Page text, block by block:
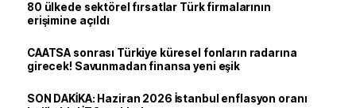
80 ülkede sektörel fırsatlar Türk firmalarının
erişimine açıldı
CAATSA sonrası Türkiye küresel fonların radarına
girecek! Savunmadan finansa yeni eşik
SON DAKİKA: Haziran 2026 İstanbul enflasyon oranı